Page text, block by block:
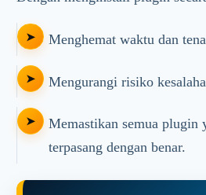
Menghemat waktu dan
Mengurangi risiko
Memastikan semua plugin
terpasang dengan benar.